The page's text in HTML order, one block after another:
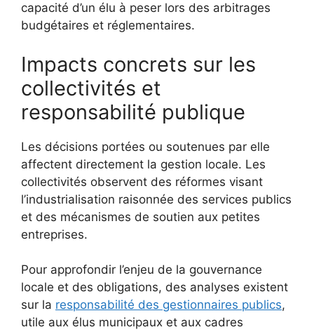
capacité d’un élu à peser lors des arbitrages
budgétaires et réglementaires.
Impacts concrets sur les
collectivités et
responsabilité publique
Les décisions portées ou soutenues par elle
affectent directement la gestion locale. Les
collectivités observent des réformes visant
l’industrialisation raisonnée des services publics
et des mécanismes de soutien aux petites
entreprises.
Pour approfondir l’enjeu de la gouvernance
locale et des obligations, des analyses existent
sur la responsabilité des gestionnaires publics,
utile aux élus municipaux et aux cadres